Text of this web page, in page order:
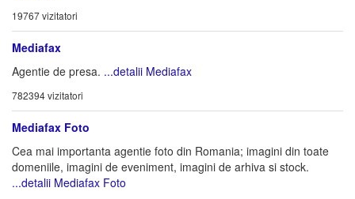
19767 vizitatori
Mediafax
Agentie de presa. ...detalii Mediafax
782394 vizitatori
Mediafax Foto
Cea mai importanta agentie foto din Romania; imagini din toate
domeniile, imagini de eveniment, imagini de arhiva si stock.
...detalii Mediafax Foto